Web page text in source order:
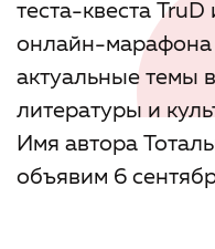
теста-квеста
онлайн-
актуальные темы
литературы и
Имя автора
объявим 6